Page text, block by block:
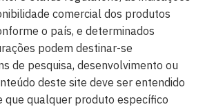
comercial dos produtos
o país, e determinados
podem destinar-se
de pesquisa, desenvolvimento ou
deste site deve ser entendido
que qualquer produto específico